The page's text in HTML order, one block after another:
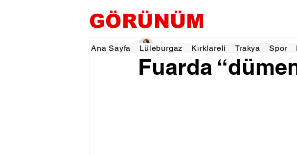
GÖRÜNÜM
Ana Sayfa Lüleburgaz Kırklareli Trakya Spor
Fuarda
Özlem KARAKOYUN 9 May1 dakikada okunur